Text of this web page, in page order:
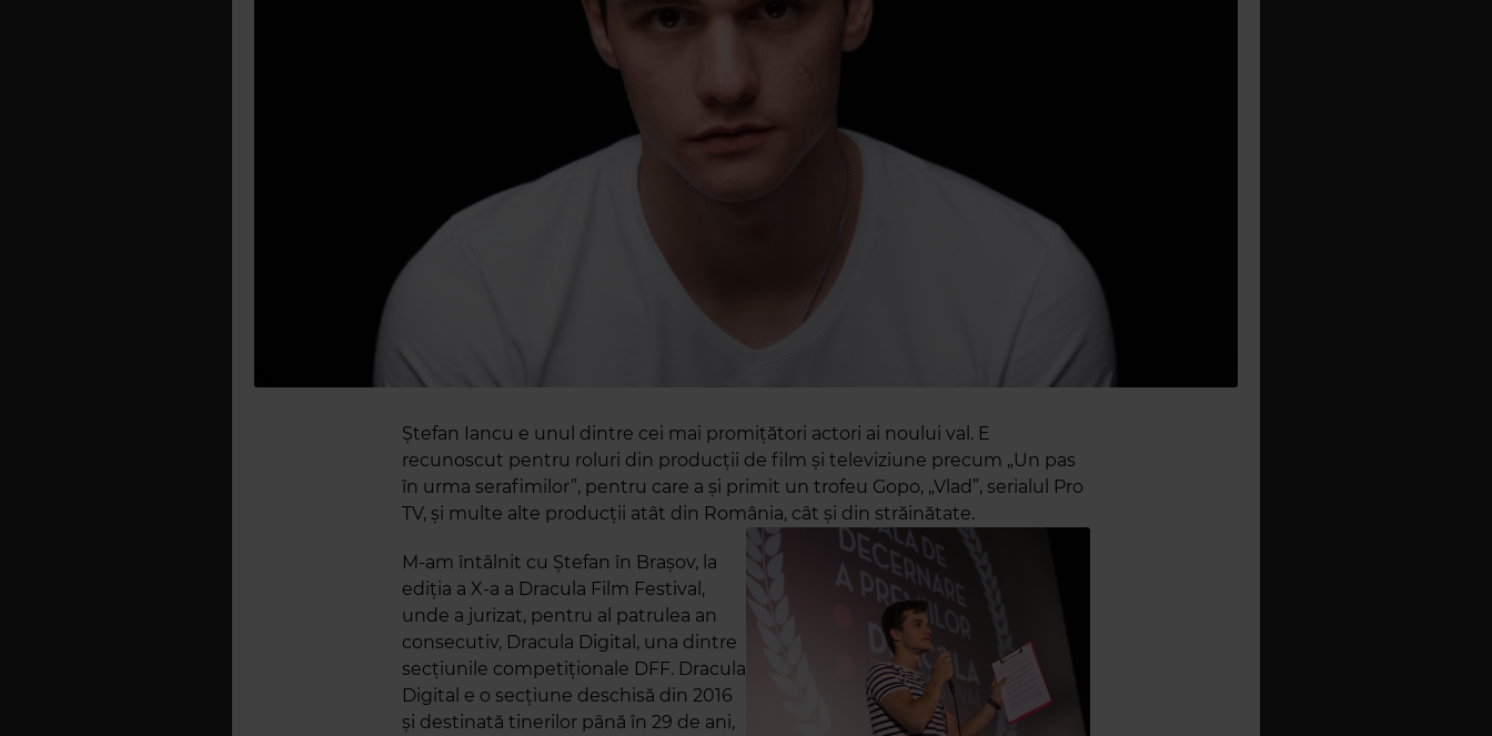
Ștefan Iancu e unul dintre cei mai promițători actori ai noului val. E
recunoscut pentru roluri din producții de film și televiziune precum „Un pas
în urma serafimilor”, pentru care a și primit un trofeu Gopo, „Vlad”, serialul Pro
TV, și multe alte producții atât din România, cât și din străinătate.
M-am întâlnit cu Ștefan în Brașov, la
ediția a X-a a Dracula Film Festival,
unde a jurizat, pentru al patrulea an
consecutiv, Dracula Digital, una dintre
secțiunile competiționale DFF. Dracula
Digital e o secțiune deschisă din 2016
și destinată tinerilor până în 29 de ani,